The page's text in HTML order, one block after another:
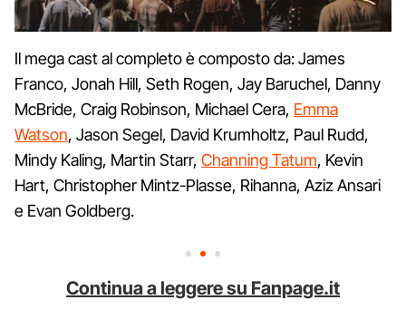
Il mega cast al completo è composto da: James
Franco, Jonah Hill, Seth Rogen, Jay Baruchel, Danny
McBride, Craig Robinson, Michael Cera, Emma
Watson, Jason Segel, David Krumholtz, Paul Rudd,
Mindy Kaling, Martin Starr, Channing Tatum, Kevin
Hart, Christopher Mintz-Plasse, Rihanna, Aziz Ansari
e Evan Goldberg.
Continua a leggere su Fanpage.it